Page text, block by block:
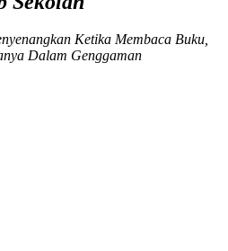
Ketika Membaca Buku,
Dalam Genggaman